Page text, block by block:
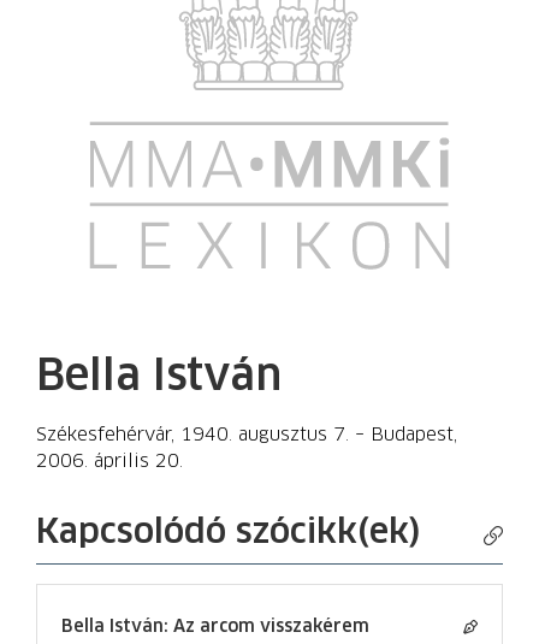
Bella István
Székesfehérvár, 1940. augusztus 7. – Budapest,
2006. április 20.
Kapcsolódó szócikk(ek)
Bella István: Az arcom visszakérem